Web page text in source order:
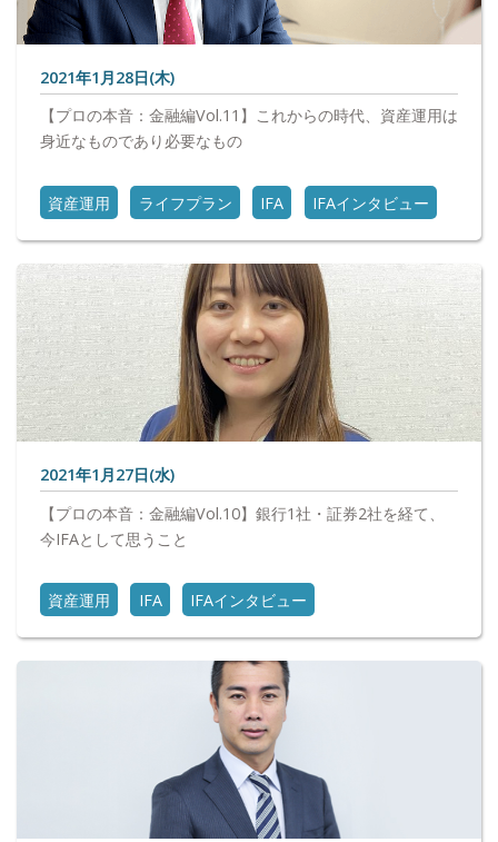
2021年1月28日(木)
【プロの本音：金融編Vol.11】これからの時代、資産運用は
身近なものであり必要なもの
資産運用 ライフプラン IFA IFAインタビュー
2021年1月27日(水)
【プロの本音：金融編Vol.10】銀行1社・証券2社を経て、
今IFAとして思うこと
資産運用 IFA IFAインタビュー